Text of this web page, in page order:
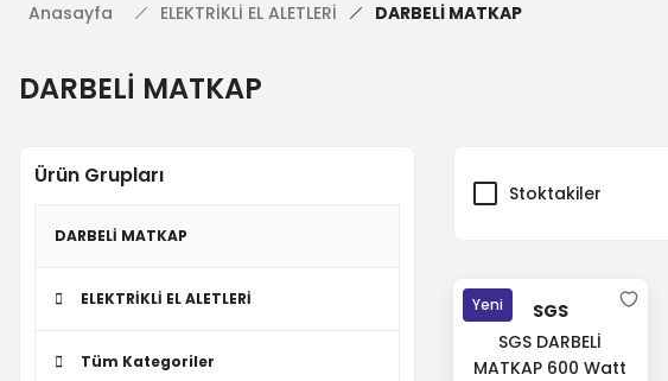
Anasayfa ELEKTRİKLİ EL ALETLERİ DARBELİ MATKAP
DARBELİ MATKAP
Ürün Grupları
DARBELİ MATKAP
ELEKTRİKLİ EL ALETLERİ
Tüm Kategoriler
Stoktakiler
Yeni
SGS
SGS DARBELİ
MATKAP 600 Watt